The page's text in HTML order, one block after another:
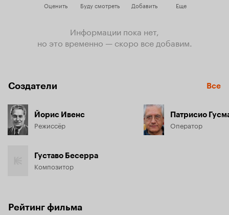
Оценить Буду смотреть Добавить Еще
Информации пока нет,
но это временно — скоро все добавим.
Создатели Все
Йорис Ивенс
Режиссёр
Густаво Бесерра
Композитор
Патрисио
Оператор
Рейтинг фильма